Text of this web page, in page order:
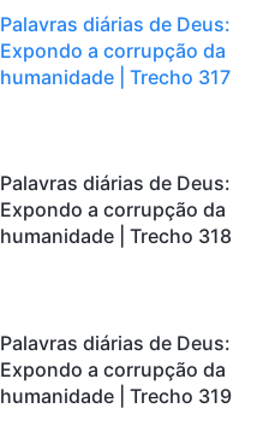
Palavras diárias de Deus:
Expondo a corrupção da
humanidade | Trecho 317
Palavras diárias de Deus:
Expondo a corrupção da
humanidade | Trecho 318
Palavras diárias de Deus:
Expondo a corrupção da
humanidade | Trecho 319